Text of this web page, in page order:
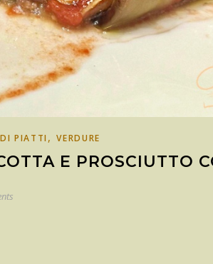
PIATTI,VERDURE
E PROSCIUTTO